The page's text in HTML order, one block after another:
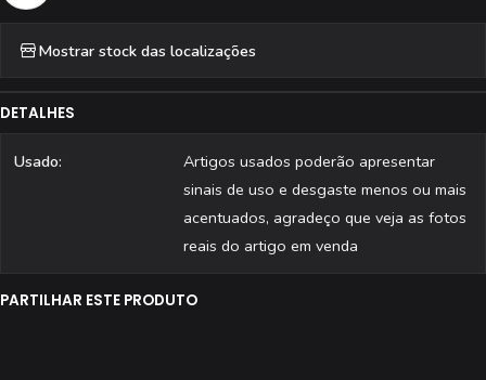
Mostrar stock das localizações
DETALHES
Usado:
Artigos usados poderão apresentar
sinais de uso e desgaste menos ou mais
acentuados, agradeço que veja as fotos
reais do artigo em venda
PARTILHAR ESTE PRODUTO